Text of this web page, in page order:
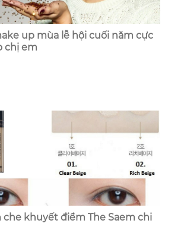
up mùa lễ hội cuối năm cực
chị em
che khuyết điểm The Saem chi